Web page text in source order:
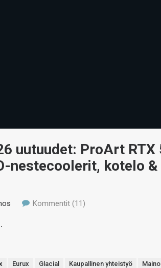
uutuudet: ProArt RTX
nestecoolerit, kotelo &
Kommentit (11)
Eurux Glacial Kaupallinen yhteistyö